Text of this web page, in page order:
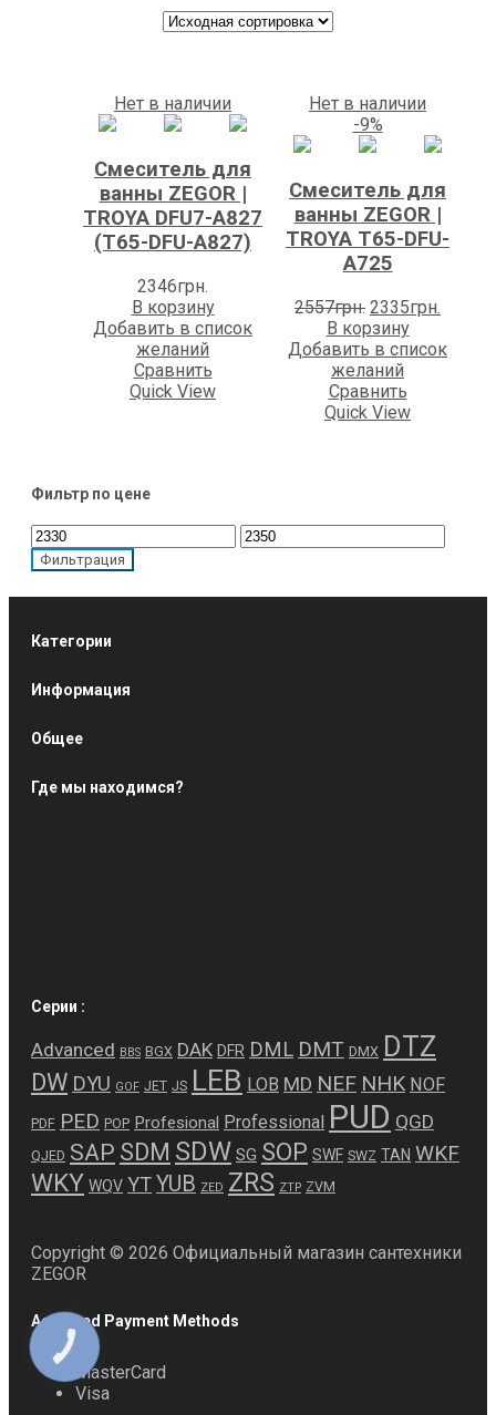
Нет в наличии
Смеситель для
ванны ZEGOR |
TROYA DFU7-A827
(T65-DFU-A827)
2346грн.
В корзину
Добавить в список
желаний
Сравнить
Quick View
Нет в наличии
-9%
Смеситель для
ванны ZEGOR |
TROYA T65-DFU-
A725
2557грн.
цена
составляла
2557грн..
2335грн.
В корзину
Добавить в список
желаний
Сравнить
Quick View
Фильтр по цене
Минимальная
цена
Максимальная
цена
Фильтрация
Категории
Информация
Общее
Где мы находимся?
Серии :
Advanced BBS BGX DAK DFR DML DMT DMX DTZ
DW DYU GOF JET JS LEB LOB MD NEF NHK NOF
PDF PED POP Profesional Professional PUD QGD
QJED SAP SDM SDW SG SOP SWF SWZ TAN WKF
WKY WQV YTYUB ZED ZRS ZTP ZVM
Copyright © 2026 Официальный магазин сантехники
ZEGOR
Accepted Payment Methods
MasterCard
Visa
КНОПКА
ЗВ'ЯЗКУ